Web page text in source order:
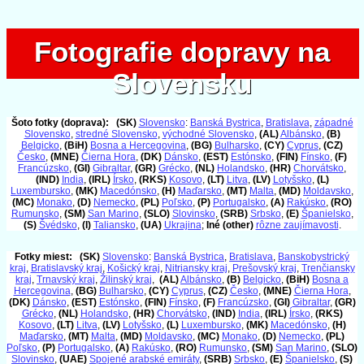
Fotografie dopravy na
Slovensku
Fotografie dopravy na
Slovensku
Šoto fotky (doprava): (SK) Slovensko: Banská Bystrica, Bratislava, západné
Slovensko, stredné Slovensko, východné Slovensko, (AL)Albánsko, (B)
Belgicko, (BiH) Bosna a Hercegovina, (BG) Bulharsko, (CY) Cyprus, (CZ)
Česko, (MNE) Čierna Hora, (DK) Dánsko, (EST) Estónsko, (FIN) Fínsko, (F)
Francúzsko, (GI) Gibraltar, (GR) Grécko, (NL) Holandsko, (HR) Chorvátsko,
(IND) India, (IRL) Írsko, (RKS) Kosovo, (LT) Litva, (LV) Lotyšsko, (L)
Luxembursko, (MK) Macedónsko, (H) Maďarsko, (MT) Malta, (MD) Moldavsko,
(MC) Monako, (D) Nemecko, (PL) Poľsko, (P) Portugalsko, (A) Rakúsko, (RO)
Rumunsko, (SM) San Marino, (SLO) Slovinsko, (SRB) Srbsko, (E) Španielsko,
(S) Švédsko, (I) Taliansko, (UA) Ukrajina; Iné (other) rôzne zaujímavosti.
Fotky miest: (SK) Slovensko: Banská Bystrica, Bratislava, Banskobystrický
kraj, Bratislavský kraj, Košický kraj, Nitriansky kraj, Prešovský kraj, Trenčiansky
kraj, Trnavský kraj, Žilinský kraj, (AL)Albánsko, (B) Belgicko, (BiH) Bosna a
Hercegovina, (BG) Bulharsko, (CY) Cyprus, (CZ) Česko, (MNE) Čierna Hora,
(DK) Dánsko, (EST) Estónsko, (FIN) Fínsko, (F) Francúzsko, (GI) Gibraltar, (GR)
Grécko, (NL) Holandsko, (HR) Chorvátsko, (IND) India, (IRL) Írsko, (RKS)
Kosovo, (LT) Litva, (LV) Lotyšsko, (L) Luxembursko, (MK) Macedónsko, (H)
Maďarsko, (MT) Malta, (MD) Moldavsko, (MC) Monako, (D) Nemecko, (PL)
Poľsko, (P) Portugalsko, (A) Rakúsko, (RO) Rumunsko, (SM) San Marino, (SLO)
Slovinsko, (UAE) Spojené arabské emiráty, (SRB) Srbsko, (E) Španielsko, (S)